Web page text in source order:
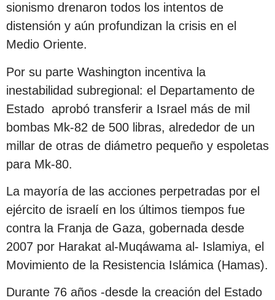
sionismo drenaron todos los intentos de
distensión y aún profundizan la crisis en el
Medio Oriente.
Por su parte Washington incentiva la
inestabilidad subregional: el Departamento de
Estado aprobó transferir a Israel más de mil
bombas Mk-82 de 500 libras, alrededor de un
millar de otras de diámetro pequeño y espoletas
para Mk-80.
La mayoría de las acciones perpetradas por el
ejército de israelí en los últimos tiempos fue
contra la Franja de Gaza, gobernada desde
2007 por Harakat al-Muqáwama al- Islamiya, el
Movimiento de la Resistencia Islámica (Hamas).
Durante 76 años -desde la creación del Estado